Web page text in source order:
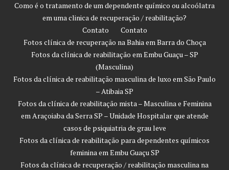
Como é o tratamento de um dependente químico ou alcoólatra
em uma clinica de recuperação / reabilitação?
Contato
Contato
Fotos clínica de recuperação na Bahia em Barra do Choça
Fotos da clínica de reabilitação em Embu Guaçu – SP
(Masculina)
Fotos da clínica de reabilitação masculina de luxo em São Paulo
– Atibaia SP
Fotos da clínica de reabilitação mista – Masculina e Feminina
em Araçoiaba da Serra SP – Unidade Hospitalar que atende
casos de psiquiatria de grau leve
Fotos da clínica de reabilitação para dependentes químicos
feminina em Embu Guaçu SP
Fotos da clínica de recuperação / reabilitação masculina na